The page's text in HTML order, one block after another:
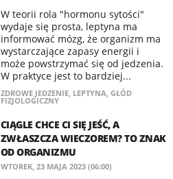
W teorii rola "hormonu sytości"
wydaje się prosta, leptyna ma
informować mózg, że organizm ma
wystarczające zapasy energii i
może powstrzymać się od jedzenia.
W praktyce jest to bardziej...
ZDROWE JEDZENIE, LEPTYNA, GŁÓD
FIZJOLOGICZNY
CIĄGLE CHCE CI SIĘ JEŚĆ, A
ZWŁASZCZA WIECZOREM? TO ZNAK
OD ORGANIZMU
WTOREK, 23 MAJA 2023 (06:00)